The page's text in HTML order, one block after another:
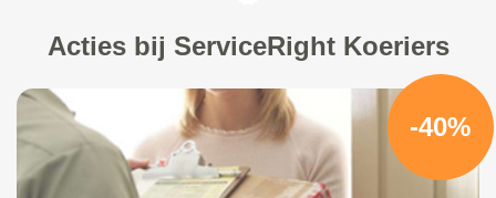
Acties bij ServiceRight Koeriers
-40%